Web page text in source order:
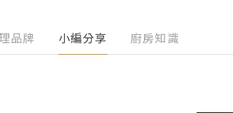
品牌 小編分享 廚房知識